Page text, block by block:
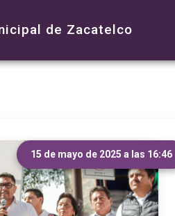
de Zacatelco
15 de mayo de 2025 a las 16:46